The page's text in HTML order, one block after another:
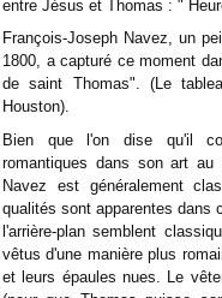
entre Jésus et Thomas : "
François-Joseph Navez, un
1800, a capturé ce moment
de saint Thomas". (Le
Houston).
Bien que l'on dise qu'il
romantiques dans son art
Navez est généralement
qualités sont apparentes
l'arrière-plan semblent
vêtus d'une manière plus
et leurs épaules nues. Le